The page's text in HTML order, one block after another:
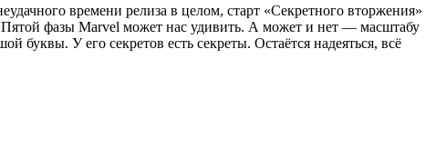
времени релиза в целом, старт «Секретного вторжения»
фазы Marvel может нас удивить. А может и нет — масштабу
У его секретов есть секреты. Остаётся надеяться, всё